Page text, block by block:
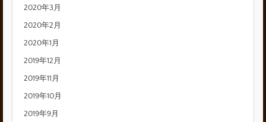
2020年3月
2020年2月
2020年1月
2019年12月
2019年11月
2019年10月
2019年9月